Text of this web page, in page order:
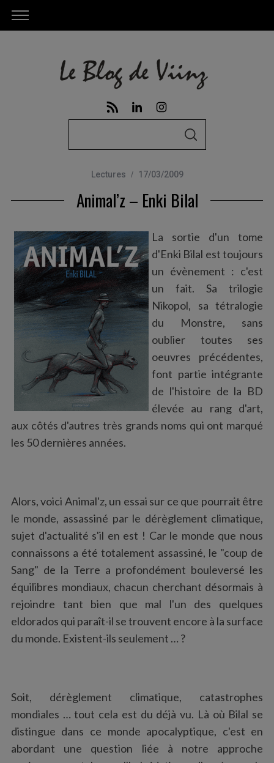
f
o
r
:
S
Lectures 17/03/2009
Animal’z – Enki Bilal
La sortie d'un tome
d'Enki Bilal est toujours
un évènement : c'est
un fait. Sa trilogie
Nikopol, sa tétralogie
du Monstre, sans
oublier toutes ses
oeuvres précédentes,
font partie intégrante
de l'histoire de la BD
élevée au rang d'art,
aux côtés d'autres très grands noms qui ont marqué
les 50 dernières années.
Alors, voici Animal'z, un essai sur ce que pourrait être
le monde, assassiné par le dérèglement climatique,
sujet d'actualité s'il en est ! Car le monde que nous
connaissons a été totalement assassiné, le "coup de
Sang" de la Terre a profondément bouleversé les
équilibres mondiaux, chacun cherchant désormais à
rejoindre tant bien que mal l'un des quelques
eldorados qui paraît-il se trouvent encore à la surface
du monde. Existent-ils seulement … ?
Soit, dérèglement climatique, catastrophes
mondiales … tout cela est du déjà vu. Là où Bilal se
distingue dans ce monde apocalyptique, c'est en
abordant une question liée à notre approche